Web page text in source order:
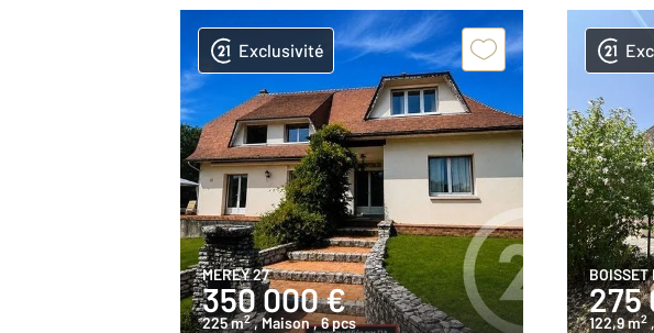
Exclusivité
MEREY 27
350 000 €
225 m2 , Maison, 6 pcs
BOISSET
275
122,9 m2